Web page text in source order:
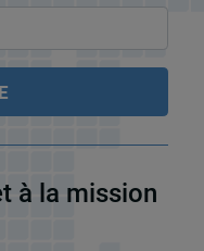
à la mission